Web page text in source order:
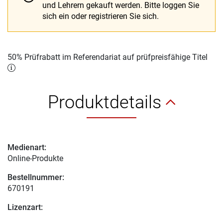
und Lehrern gekauft werden. Bitte loggen Sie
sich ein oder registrieren Sie sich.
50% Prüfrabatt im Referendariat auf prüfpreisfähige Titel
Produktdetails
Medienart:
Online-Produkte
Bestellnummer:
670191
Lizenzart: